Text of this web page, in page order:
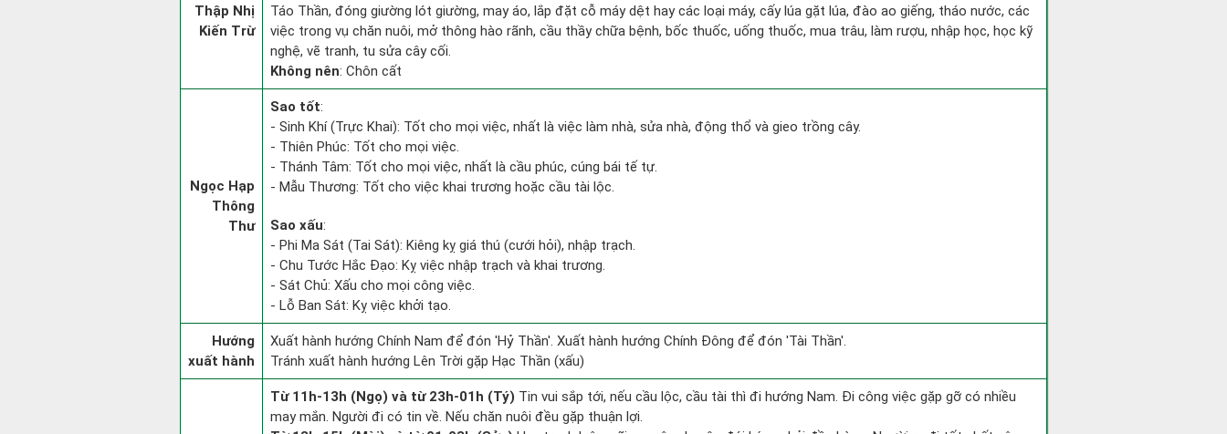
Thập Nhị
Kiến Trừ
Táo Thần, đóng giường lót giường, may áo, lắp đặt cỗ máy dệt hay các loại máy, cấy lúa gặt lúa, đào ao giếng, tháo nước, các
việc trong vụ chăn nuôi, mở thông hào rãnh, cầu thầy chữa bệnh, bốc thuốc, uống thuốc, mua trâu, làm rượu, nhập học, học kỹ
nghệ, vẽ tranh, tu sửa cây cối.
Không nên: Chôn cất
Ngọc Hạp
Thông
Thư
Sao tốt:
- Sinh Khí (Trực Khai): Tốt cho mọi việc, nhất là việc làm nhà, sửa nhà, động thổ và gieo trồng cây.
- Thiên Phúc: Tốt cho mọi việc.
- Thánh Tâm: Tốt cho mọi việc, nhất là cầu phúc, cúng bái tế tự.
- Mẫu Thương: Tốt cho việc khai trương hoặc cầu tài lộc.
Sao xấu:
- Phi Ma Sát (Tai Sát): Kiêng kỵ giá thú (cưới hỏi), nhập trạch.
- Chu Tước Hắc Đạo: Kỵ việc nhập trạch và khai trương.
- Sát Chủ: Xấu cho mọi công việc.
- Lỗ Ban Sát: Kỵ việc khởi tạo.
Hướng
xuất hành
Xuất hành hướng Chính Nam để đón 'Hỷ Thần'. Xuất hành hướng Chính Đông để đón 'Tài Thần'.
Tránh xuất hành hướng Lên Trời gặp Hạc Thần (xấu)
Từ 11h-13h (Ngọ) và từ 23h-01h (Tý) Tin vui sắp tới, nếu cầu lộc, cầu tài thì đi hướng Nam. Đi công việc gặp gỡ có nhiều
may mắn. Người đi có tin về. Nếu chăn nuôi đều gặp thuận lợi.